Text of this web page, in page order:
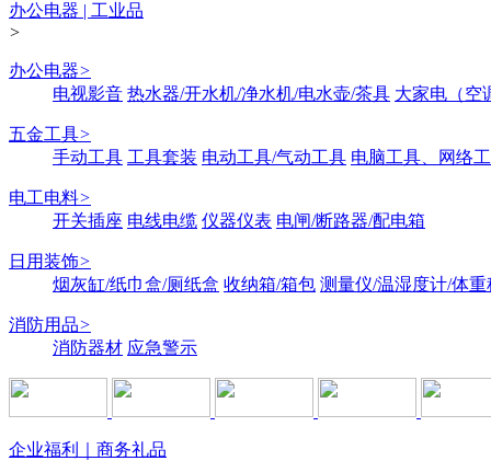
办公电器 | 工业品
>
办公电器>
电视影音 热水器/开水机/净水机/电水壶/茶具 大家电（空
五金工具>
手动工具 工具套装 电动工具/气动工具 电脑工具、网络
电工电料>
开关插座 电线电缆 仪器仪表 电闸/断路器/配电箱
日用装饰>
烟灰缸/纸巾盒/厕纸盒 收纳箱/箱包 测量仪/温湿度计/体重
消防用品>
消防器材 应急警示
企业福利｜商务礼品